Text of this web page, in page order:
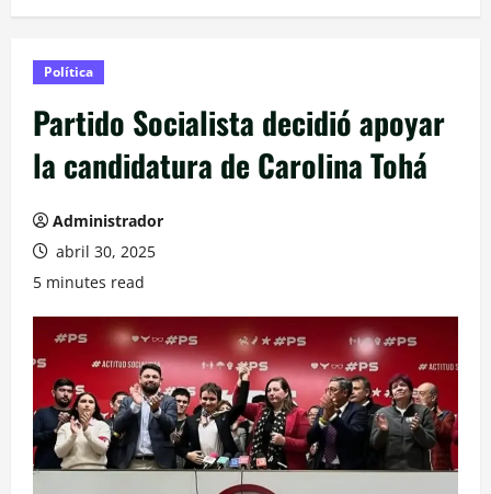
Política
Partido Socialista decidió apoyar
la candidatura de Carolina Tohá
Administrador
abril 30, 2025
5 minutes read